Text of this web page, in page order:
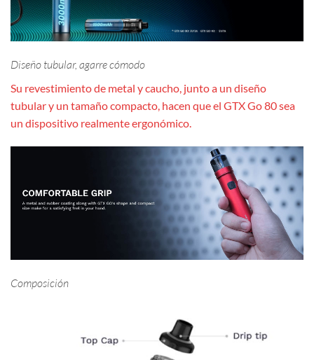
Diseño tubular, agarre cómodo
Su revestimiento de metal y caucho, junto a un diseño
tubular y un tamaño compacto, hacen que el GTX Go 80 sea
un dispositivo realmente ergonómico.
Composición